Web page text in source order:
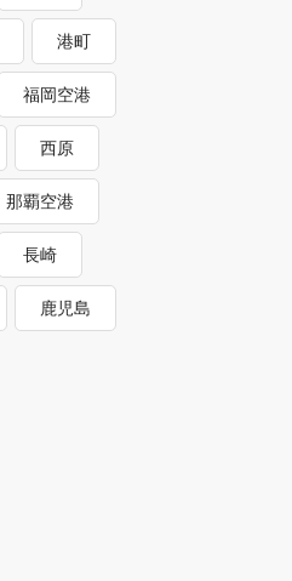
港町
福岡空港
西原
那覇空港
長崎
鹿児島